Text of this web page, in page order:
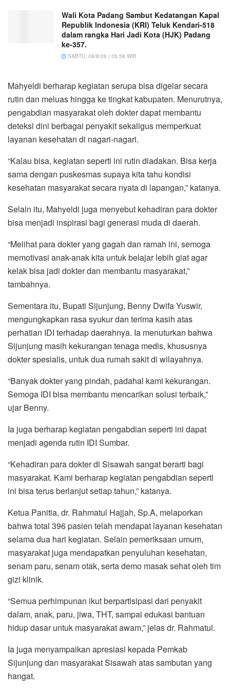
Wali Kota Padang Sambut Kedatangan Kapal
Republik Indonesia (KRI) Teluk Kendari-518
dalam rangka Hari Jadi Kota (HJK) Padang
ke-357.
SABTU, 08/8/26 | 05:58 WIB
Mahyeldi berharap kegiatan serupa bisa digelar secara
rutin dan meluas hingga ke tingkat kabupaten. Menurutnya,
pengabdian masyarakat oleh dokter dapat membantu
deteksi dini berbagai penyakit sekaligus memperkuat
layanan kesehatan di nagari-nagari.
“Kalau bisa, kegiatan seperti ini rutin diadakan. Bisa kerja
sama dengan puskesmas supaya kita tahu kondisi
kesehatan masyarakat secara nyata di lapangan,” katanya.
Selain itu, Mahyeldi juga menyebut kehadiran para dokter
bisa menjadi inspirasi bagi generasi muda di daerah.
“Melihat para dokter yang gagah dan ramah ini, semoga
memotivasi anak-anak kita untuk belajar lebih giat agar
kelak bisa jadi dokter dan membantu masyarakat,”
tambahnya.
Sementara itu, Bupati Sijunjung, Benny Dwifa Yuswir,
mengungkapkan rasa syukur dan terima kasih atas
perhatian IDI terhadap daerahnya. Ia menuturkan bahwa
Sijunjung masih kekurangan tenaga medis, khususnya
dokter spesialis, untuk dua rumah sakit di wilayahnya.
“Banyak dokter yang pindah, padahal kami kekurangan.
Semoga IDI bisa membantu mencarikan solusi terbaik,”
ujar Benny.
Ia juga berharap kegiatan pengabdian seperti ini dapat
menjadi agenda rutin IDI Sumbar.
“Kehadiran para dokter di Sisawah sangat berarti bagi
masyarakat. Kami berharap kegiatan pengabdian seperti
ini bisa terus berlanjut setiap tahun,” katanya.
Ketua Panitia, dr. Rahmatul Hajjah, Sp.A, melaporkan
bahwa total 396 pasien telah mendapat layanan kesehatan
selama dua hari kegiatan. Selain pemeriksaan umum,
masyarakat juga mendapatkan penyuluhan kesehatan,
senam paru, senam otak, serta demo masak sehat oleh tim
gizi klinik.
“Semua perhimpunan ikut berpartisipasi dari penyakit
dalam, anak, paru, jiwa, THT, sampai edukasi bantuan
hidup dasar untuk masyarakat awam,” jelas dr. Rahmatul.
Ia juga menyampaikan apresiasi kepada Pemkab
Sijunjung dan masyarakat Sisawah atas sambutan yang
hangat.